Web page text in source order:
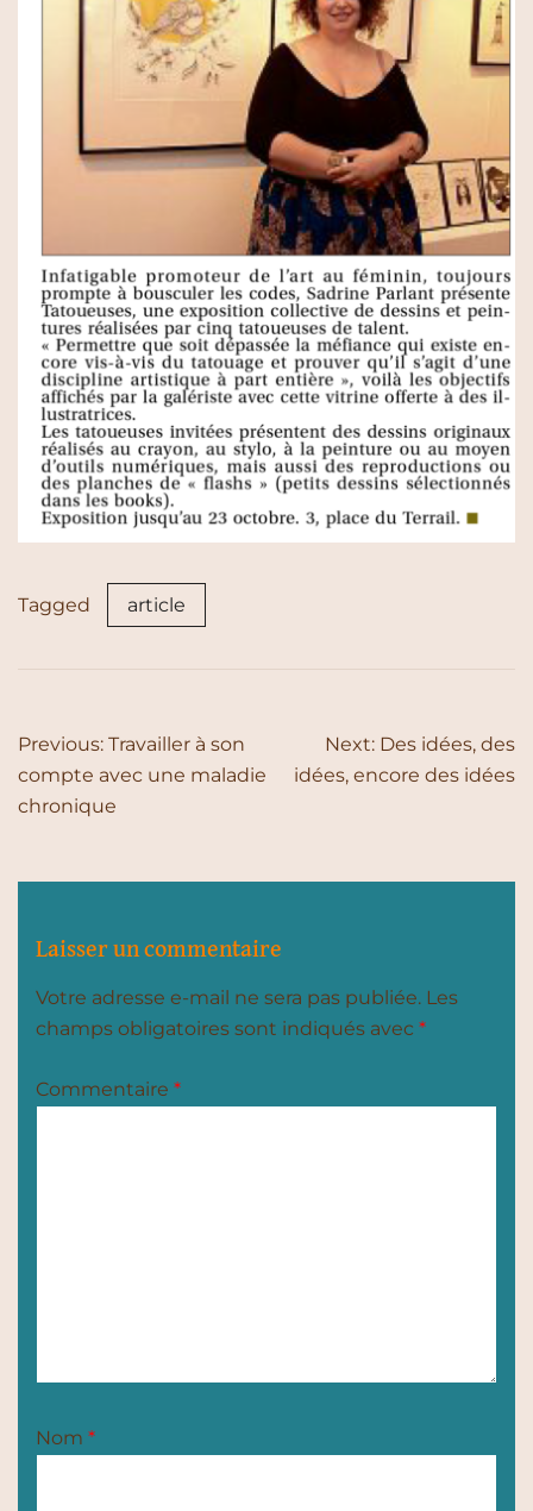
Tagged article
Navigation
de
l’article
Previous: Travailler à son
compte avec une maladie
chronique
Next: Des idées, des
idées, encore des idées
Laisser un commentaire
Votre adresse e-mail ne sera pas publiée. Les
champs obligatoires sont indiqués avec *
Commentaire *
Nom *